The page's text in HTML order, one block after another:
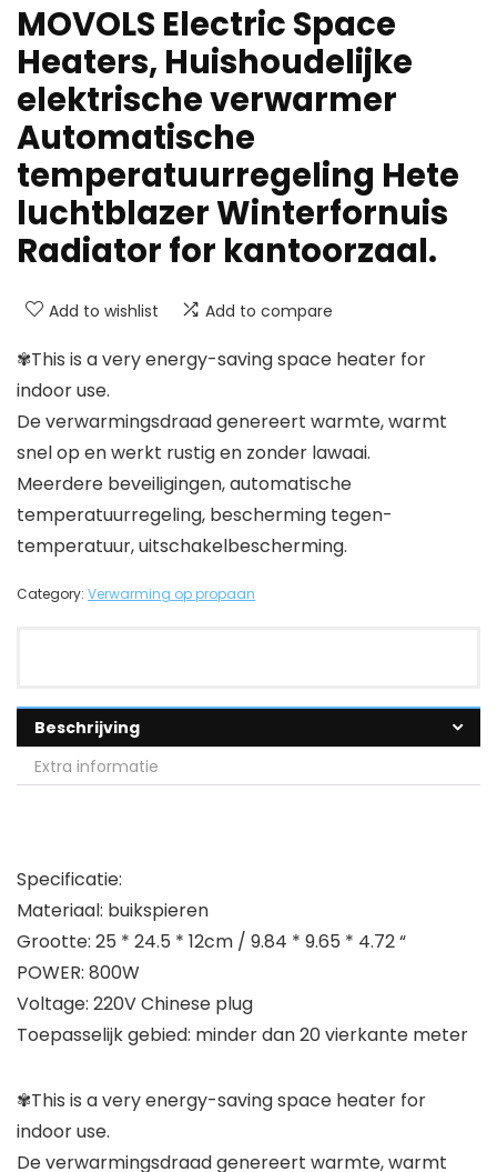
MOVOLS Electric Space
Heaters, Huishoudelijke
elektrische verwarmer
Automatische
temperatuurregeling Hete
luchtblazer Winterfornuis
Radiator for kantoorzaal.
Add to wishlist Add to compare
✾This is a very energy-saving space heater for
indoor use.
De verwarmingsdraad genereert warmte, warmt
snel op en werkt rustig en zonder lawaai.
Meerdere beveiligingen, automatische
temperatuurregeling, bescherming tegen-
temperatuur, uitschakelbescherming.
Category: Verwarming op propaan
Beschrijving
Extra informatie
Specificatie:
Materiaal: buikspieren
Grootte: 25 * 24.5 * 12cm / 9.84 * 9.65 * 4.72 “
POWER: 800W
Voltage: 220V Chinese plug
Toepasselijk gebied: minder dan 20 vierkante meter
✾This is a very energy-saving space heater for
indoor use.
De verwarmingsdraad genereert warmte, warmt